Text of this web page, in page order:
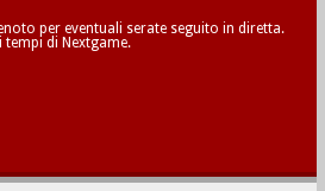
per eventuali serate seguito in diretta.
di Nextgame.